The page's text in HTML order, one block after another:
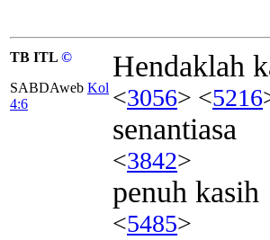
TB ITL ©
SABDAweb Kol
4:6
Hendaklah
<3056> <5216
senantiasa
<3842>
penuh kasih
<5485>